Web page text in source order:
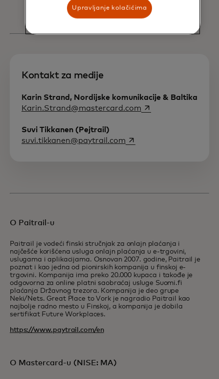
Kontakt za medije
Karin Strand, Nordijske komunikacije & Baltika
Karin.Strand@mastercard.com opens in a new tab
Suvi Tikkanen (Pejtrail)
suvi.tikkanen@paytrail.com opens in a new tab
O Paitrail-u
Paitrail je vodeći finski stručnjak za onlajn plaćanja i
najčešće korišćena usluga onlajn plaćanja u e-trgovini,
uslugama i aplikacijama. Osnovan 2007. godine, Paitrail je
poznat i kao jedna od pionirskih kompanija u finskoj e-
trgovini. Kompanija ima preko 20.000 kupaca i takođe je
odgovorna za online platni saobraćaj usluge Suomi.fi
plaćanja Državnog trezora. Kompanija je deo grupe
Neki/Nets. Great Place to Vork je nagradio Paitrail kao
najbolje radno mesto u Finskoj, a kompanija je dobila
sertifikat Future Workplaces.
https://www.paytrail.com/en
O Mastercard-u (NISE: MA)
Upravljanje kolačićima